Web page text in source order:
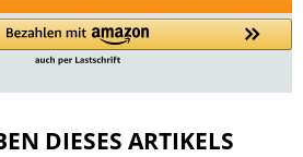
DIESES ARTIKELS